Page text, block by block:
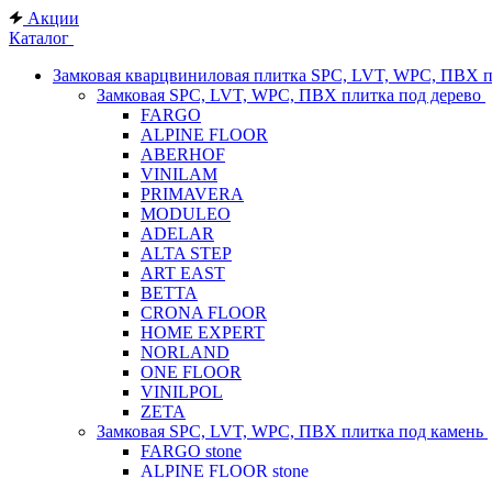
Акции
Каталог
Замковая кварцвиниловая плитка SPC, LVT, WPC, ПВХ
Замковая SPC, LVT, WPC, ПВХ плитка под дерево
FARGO
ALPINE FLOOR
ABERHOF
VINILAM
PRIMAVERA
MODULEO
ADELAR
ALTA STEP
ART EAST
BETTA
CRONA FLOOR
HOME EXPERT
NORLAND
ONE FLOOR
VINILPOL
ZETA
Замковая SPC, LVT, WPC, ПВХ плитка под камень
FARGO stone
ALPINE FLOOR stone